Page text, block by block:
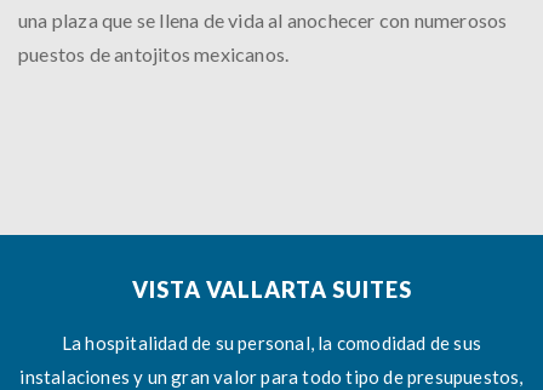
una plaza que se llena de vida al anochecer con numerosos
puestos de antojitos mexicanos.
VISTA VALLARTA SUITES
La hospitalidad de su personal, la comodidad de sus
instalaciones y un gran valor para todo tipo de presupuestos,